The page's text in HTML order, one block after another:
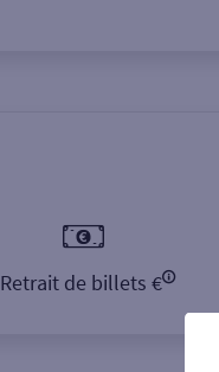
Retrait de billets €